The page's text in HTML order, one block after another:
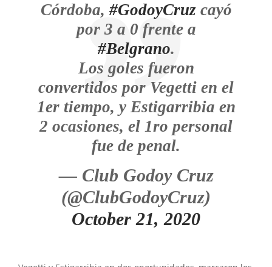
Córdoba, #GodoyCruzcayó
por 3 a 0 frente a
#Belgrano.
Los goles fueron
convertidos por Vegetti en el
1er tiempo, y Estigarribia en
2 ocasiones, el 1ro personal
fue de penal.
— Club Godoy Cruz
(@ClubGodoyCruz)
October 21, 2020